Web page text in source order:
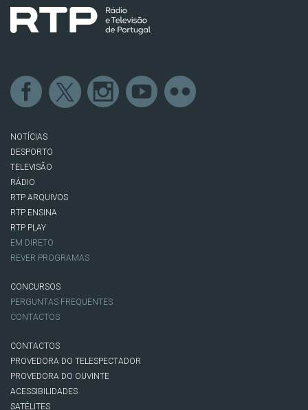
NOTÍCIAS
DESPORTO
TELEVISÃO
RÁDIO
RTP ARQUIVOS
RTP ENSINA
RTP PLAY
EM DIRETO
REVER PROGRAMAS
CONCURSOS
PERGUNTAS FREQUENTES
CONTACTOS
CONTACTOS
PROVEDORA DO TELESPECTADOR
PROVEDORA DO OUVINTE
ACESSIBILIDADES
SATÉLITES